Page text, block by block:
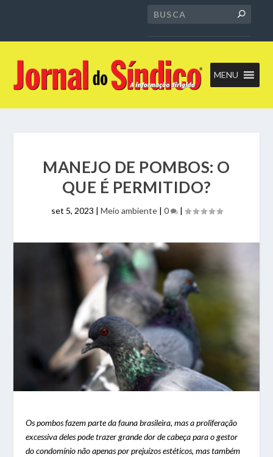
MENU
MANEJO DE POMBOS: O
QUE É PERMITIDO?
set 5, 2023 | Meio ambiente| 0 |
Os pombos fazem parte da fauna brasileira, mas a proliferação
excessiva deles pode trazer grande dor de cabeça para o gestor
do condomínio não apenas por prejuízos estéticos, mas também